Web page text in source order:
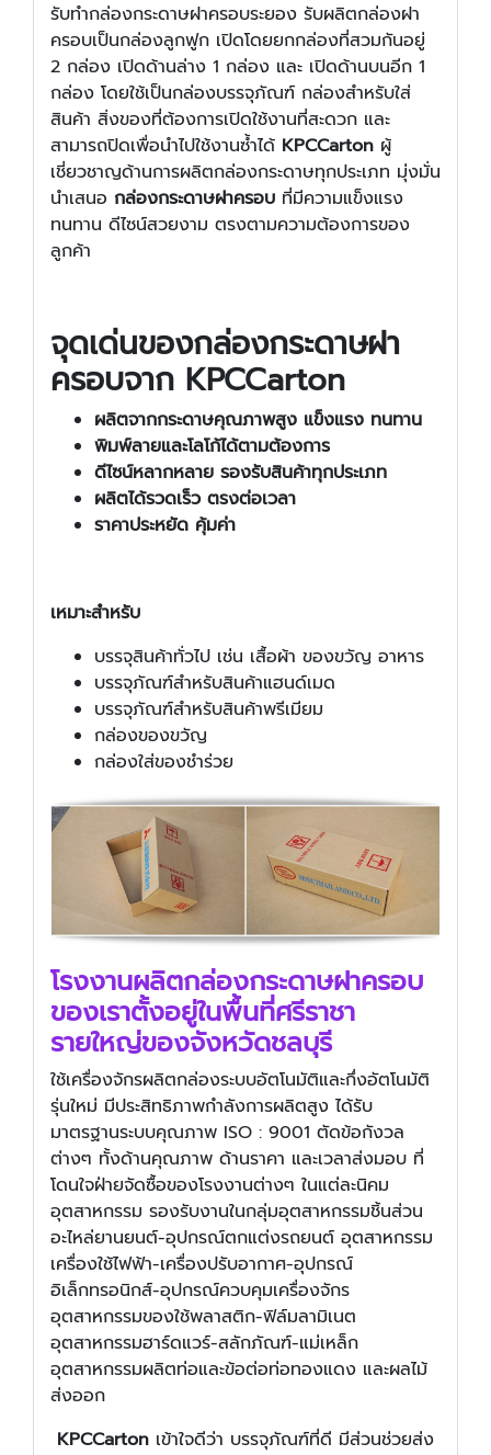
รับทํากล่องกระดาษฝาครอบระยอง รับผลิตกล่องฝา
ครอบเป็นกล่องลูกฟูก เปิดโดยยกกล่องที่สวมกันอยู่
2 กล่อง เปิดด้านล่าง 1 กล่อง และ เปิดด้านบนอีก 1
กล่อง โดยใช้เป็นกล่องบรรจุภัณฑ์ กล่องสำหรับใส่
สินค้า สิ่งของที่ต้องการเปิดใช้งานที่สะดวก และ
สามารถปิดเพื่อนำไปใช้งานซ้ำได้ KPCCarton ผู้
เชี่ยวชาญด้านการผลิตกล่องกระดาษทุกประเภท มุ่งมั่น
นำเสนอ กล่องกระดาษฝาครอบ ที่มีความแข็งแรง
ทนทาน ดีไซน์สวยงาม ตรงตามความต้องการของ
ลูกค้า
จุดเด่นของกล่องกระดาษฝา
ครอบจาก KPCCarton
ผลิตจากกระดาษคุณภาพสูง แข็งแรง ทนทาน
พิมพ์ลายและโลโก้ได้ตามต้องการ
ดีไซน์หลากหลาย รองรับสินค้าทุกประเภท
ผลิตได้รวดเร็ว ตรงต่อเวลา
ราคาประหยัด คุ้มค่า
เหมาะสำหรับ
บรรจุสินค้าทั่วไป เช่น เสื้อผ้า ของขวัญ อาหาร
บรรจุภัณฑ์สำหรับสินค้าแฮนด์เมด
บรรจุภัณฑ์สำหรับสินค้าพรีเมียม
กล่องของขวัญ
กล่องใส่ของชำร่วย
โรงงานผลิตกล่องกระดาษฝาครอบ
ของเราตั้งอยู่ในพื้นที่ศรีราชา
รายใหญ่ของจังหวัดชลบุรี
ใช้เครื่องจักรผลิตกล่องระบบอัตโนมัติและกึ่งอัตโนมัติ
รุ่นใหม่ มีประสิทธิภาพกำลังการผลิตสูง ได้รับ
มาตรฐานระบบคุณภาพ ISO : 9001 ตัดข้อกังวล
ต่างๆ ทั้งด้านคุณภาพ ด้านราคา และเวลาส่งมอบ ที่
โดนใจฝ่ายจัดซื้อของโรงงานต่างๆ ในแต่ละนิคม
อุตสาหกรรม รองรับงานในกลุ่มอุตสาหกรรมชิ้นส่วน
อะไหล่ยานยนต์-อุปกรณ์ตกแต่งรถยนต์ อุตสาหกรรม
เครื่องใช้ไฟฟ้า-เครื่องปรับอากาศ-อุปกรณ์
อิเล็กทรอนิกส์-อุปกรณ์ควบคุมเครื่องจักร
อุตสาหกรรมของใช้พลาสติก-ฟิล์มลามิเนต
อุตสาหกรรมฮาร์ดแวร์-สลักภัณฑ์-แม่เหล็ก
อุตสาหกรรมผลิตท่อและข้อต่อท่อทองแดง และผลไม้
ส่งออก
KPCCarton เข้าใจดีว่า บรรจุภัณฑ์ที่ดี มีส่วนช่วยส่ง